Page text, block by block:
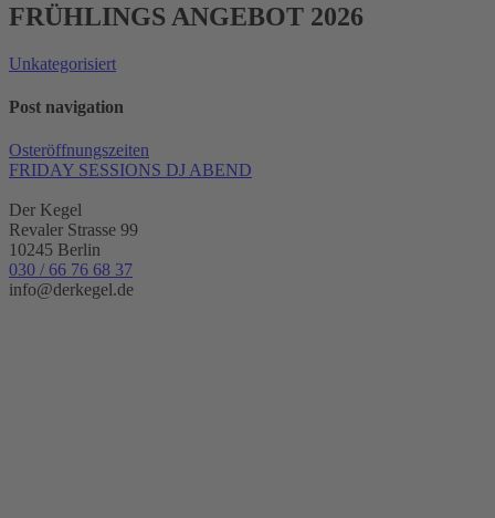
FRÜHLINGS ANGEBOT 2026
Unkategorisiert
Post navigation
Osteröffnungszeiten
FRIDAY SESSIONS DJ ABEND
Der Kegel
Revaler Strasse 99
10245 Berlin
030 / 66 76 68 37
info@derkegel.de